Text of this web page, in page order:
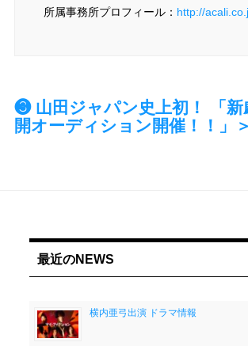
所属事務所プロフィール： http://
❸ 山田ジャパン史上初！ 「新
開オーディション開催！！」
最近のNEWS
横内亜弓出演 ドラマ情報